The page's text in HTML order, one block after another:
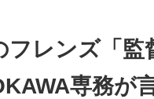
企業向けIT製品の総合サイト
フレンズ「
専務